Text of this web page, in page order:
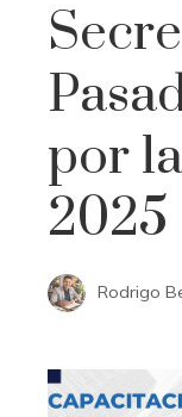
por
2025
Rodrigo